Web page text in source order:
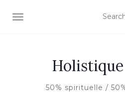
AFFICHER/MASQUER LA
50% spirituelle /